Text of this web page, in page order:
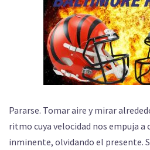
Pararse. Tomar aire y mirar
ritmo cuya velocidad nos empuja
inminente, olvidando el presente.